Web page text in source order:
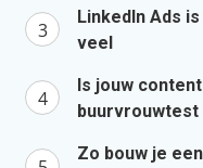
LinkedIn Ads
veel
Is jouw
buurvrouwtest
Zo bouw je